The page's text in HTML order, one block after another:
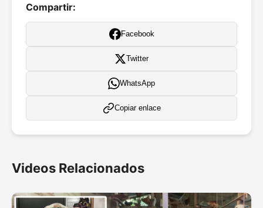
Compartir:
Facebook
Twitter
WhatsApp
Copiar enlace
Videos Relacionados